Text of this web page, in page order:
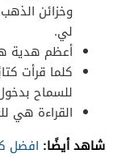
وخزائن
لي.
أعظم هدية
كلما قرأت
للسماح
القراءة هي
شاهد أيضًا: افضل